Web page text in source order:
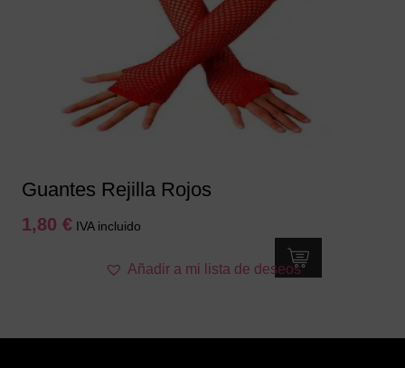
Guantes Rejilla Rojos
1,80 € IVA incluido
Añadir a mi lista de deseos